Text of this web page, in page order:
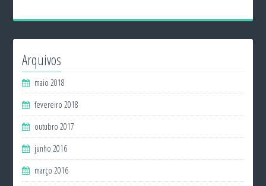
Arquivos
maio 2018
fevereiro 2018
outubro 2017
junho 2016
março 2016